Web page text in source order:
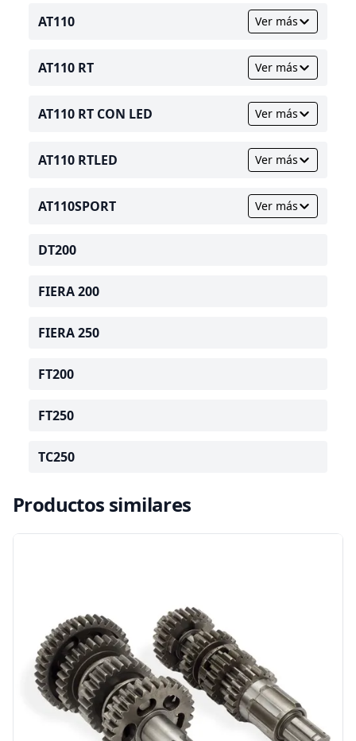
AT110 Ver más
AT110 RT Ver más
AT110 RT CON LED Ver más
AT110 RTLED Ver más
AT110SPORT Ver más
DT200
FIERA 200
FIERA 250
FT200
FT250
TC250
Productos similares